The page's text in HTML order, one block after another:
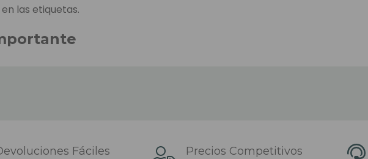
las etiquetas.
de la zona del país y el transportista que se haya elegido). Los
Fáciles Precios Competitivos